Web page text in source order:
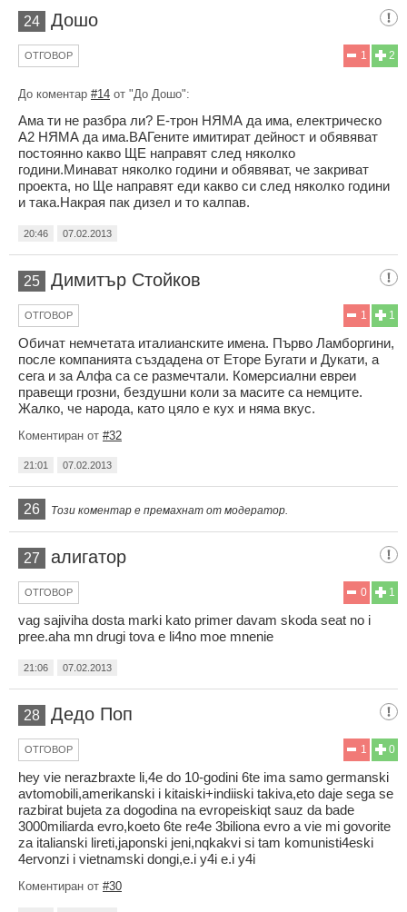
24 Дошо
2
1
ОТГОВОР
До коментар #14 от "До Дошо":
Ама ти не разбра ли? Е-трон НЯМА да има, електрическо
А2 НЯМА да има.ВАГените имитират дейност и обявяват
постоянно какво ЩЕ направят след няколко
години.Минават няколко години и обявяват, че закриват
проекта, но Ще направят еди какво си след няколко години
и така.Накрая пак дизел и то калпав.
20:46 07.02.2013
25 Димитър Стойков
1
1
ОТГОВОР
Обичат немчетата италианските имена. Първо Ламборгини,
после компанията създадена от Еторе Бугати и Дукати, а
сега и за Алфа са се размечтали. Комерсиални евреи
правещи грозни, бездушни коли за масите са немците.
Жалко, че народа, като цяло е кух и няма вкус.
Коментиран от #32
21:01 07.02.2013
26 Този коментар е премахнат от модератор.
27 алигатор
1
0
ОТГОВОР
vag sajiviha dosta marki kato primer davam skoda seat no i
pree.aha mn drugi tova e li4no moe mnenie
21:06 07.02.2013
28 Дедо Поп
0
1
ОТГОВОР
hey vie nerazbraxte li,4e do 10-godini 6te ima samo germanski
avtomobili,amerikanski i kitaiski+indiiski takiva,eto daje sega se
razbirat bujeta za dogodina na evropeiskiqt sauz da bade
3000miliarda evro,koeto 6te re4e 3biliona evro a vie mi govorite
za italianski lireti,japonski jeni,nqkakvi si tam komunisti4eski
4ervonzi i vietnamski dongi,e.i y4i e.i y4i
Коментиран от #30